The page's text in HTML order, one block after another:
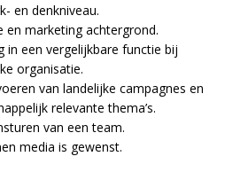
en denkniveau.
en marketing achtergrond.
in een vergelijkbare functie bij
organisatie.
van landelijke campagnes en
relevante thema’s.
van een team.
media is gewenst.